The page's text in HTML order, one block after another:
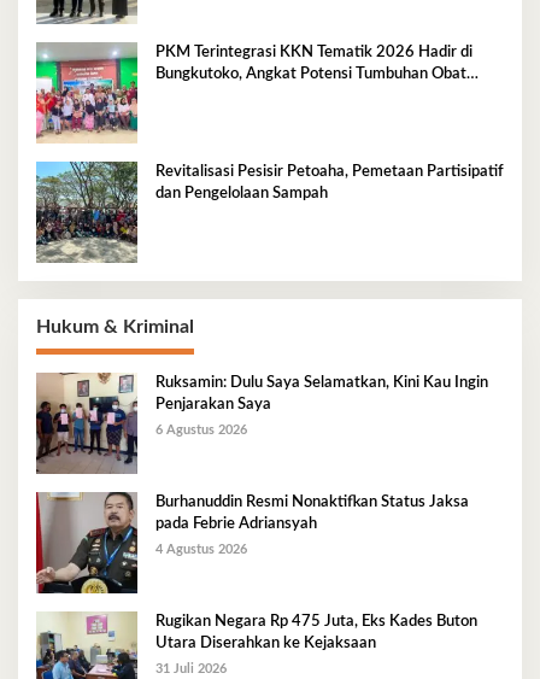
PKM Terintegrasi KKN Tematik 2026 Hadir di
Bungkutoko, Angkat Potensi Tumbuhan Obat
Revitalisasi Pesisir Petoaha, Pemetaan Partisipatif
dan Pengelolaan Sampah
Hukum & Kriminal
Ruksamin: Dulu Saya Selamatkan, Kini Kau Ingin
Penjarakan Saya
6 Agustus 2026
Burhanuddin Resmi Nonaktifkan Status Jaksa
pada Febrie Adriansyah
4 Agustus 2026
Rugikan Negara Rp 475 Juta, Eks Kades Buton
Utara Diserahkan ke Kejaksaan
31 Juli 2026